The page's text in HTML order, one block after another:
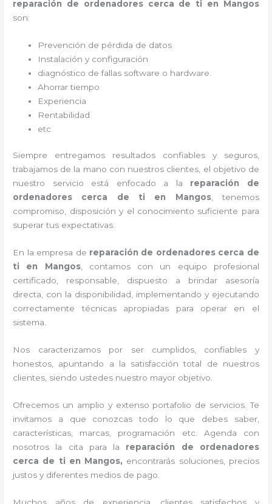
reparación de ordenadores cerca de ti en Mangos
son:
Prevención de pérdida de datos
Instalación y configuración
diagnóstico de fallas software o hardware
Ahorrar tiempo
Experiencia
Rentabilidad
etc
Siempre entregamos resultados confiables y seguros,
trabajamos de la mano con nuestros clientes, el objetivo de
nuestro servicio está enfocado a la reparación de
ordenadores cerca de ti en Mangos, tenemos
compromiso, disposición y el conocimiento suficiente para
superar tus expectativas.
En la empresa de reparación de ordenadores cerca de
ti en Mangos, contamos con un equipo profesional
certificado, responsable, dispuesto a brindar asesoría
directa, con la disponibilidad, implementando y ejecutando
correctamente técnicas apropiadas para operar en el
sistema.
Nos caracterizamos por ser cumplidos, confiables y
honestos, apuntando a la satisfacción total de nuestros
clientes, siendo ustedes nuestro mayor objetivo.
Ofrecemos un amplio y extenso portafolio de servicios. Te
invitamos a que conozcas todo lo que debes saber,
características, marcas, programación etc. Agenda con
nosotros la cita para la reparación de ordenadores
cerca de ti en Mangos, encontrarás soluciones, precios
justos y diferentes medios de pago.
Muchos años de experiencia, clientes satisfechos y